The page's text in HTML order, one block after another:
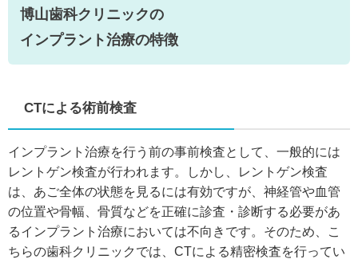
博山歯科クリニックの
インプラント治療の特徴
CTによる術前検査
インプラント治療を行う前の事前検査として、一般的には
レントゲン検査が行われます。しかし、レントゲン検査
は、あご全体の状態を見るには有効ですが、神経管や血管
の位置や骨幅、骨質などを正確に診査・診断する必要があ
るインプラント治療においては不向きです。そのため、こ
ちらの歯科クリニックでは、CTによる精密検査を行ってい